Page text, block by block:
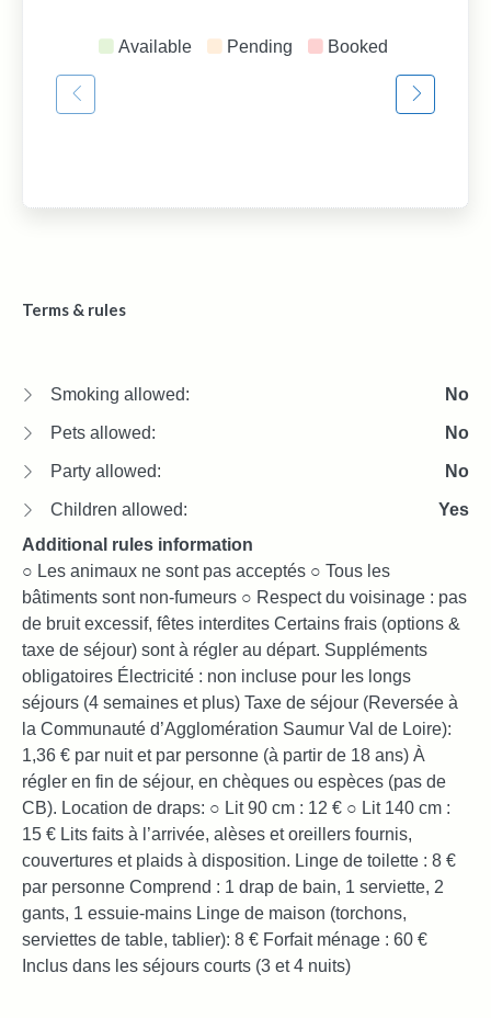
Available Pending Booked
Terms & rules
Smoking allowed: No
Pets allowed: No
Party allowed: No
Children allowed:
Yes
Additional rules information
○ Les animaux ne sont pas acceptés ○ Tous les
bâtiments sont non-fumeurs ○ Respect du voisinage : pas
de bruit excessif, fêtes interdites Certains frais (options &
taxe de séjour) sont à régler au départ. Suppléments
obligatoires Électricité : non incluse pour les longs
séjours (4 semaines et plus) Taxe de séjour (Reversée à
la Communauté d’Agglomération Saumur Val de Loire):
1,36 € par nuit et par personne (à partir de 18 ans) À
régler en fin de séjour, en chèques ou espèces (pas de
CB). Location de draps: ○ Lit 90 cm : 12 € ○ Lit 140 cm :
15 € Lits faits à l’arrivée, alèses et oreillers fournis,
couvertures et plaids à disposition. Linge de toilette : 8 €
par personne Comprend : 1 drap de bain, 1 serviette, 2
gants, 1 essuie-mains Linge de maison (torchons,
serviettes de table, tablier): 8 € Forfait ménage : 60 €
Inclus dans les séjours courts (3 et 4 nuits)